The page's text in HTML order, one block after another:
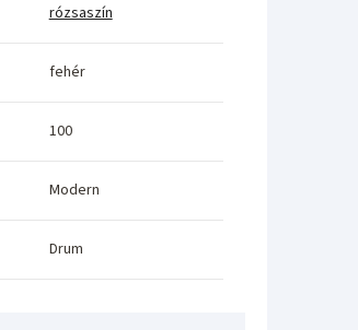
rózsaszín
fehér
100
Modern
Drum